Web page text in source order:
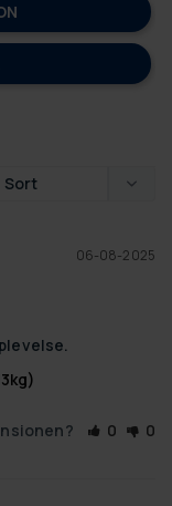
06-08-2025
0 0